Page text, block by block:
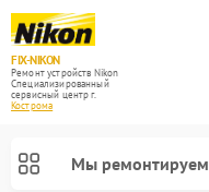
FIX-NIKON
Ремонт устройств Nikon
Специализированный
cервисный центр г.
Кострома
Мы ремонтируем